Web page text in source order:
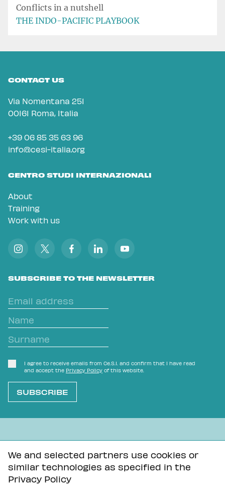
We and selected partners use cookies or
similar technologies as specified in the
Privacy Policy
Conflicts in a nutshell
THE INDO-PACIFIC PLAYBOOK
CONTACT US
Via Nomentana 251
00161 Roma, Italia
+39 06 85 35 63 96
info@cesi-italia.org
CENTRO STUDI INTERNAZIONALI
About
Training
Work with us
SUBSCRIBE TO THE NEWSLETTER
I agree to receive emails from Ce.S.I. and confirm that I have read
and accept the Privacy Policy of this website.
Privacy Policy
Tutti i contenuti di questa pagina sono distribuiti con
licenza Creative Commons Attribuzione - Condividi allo